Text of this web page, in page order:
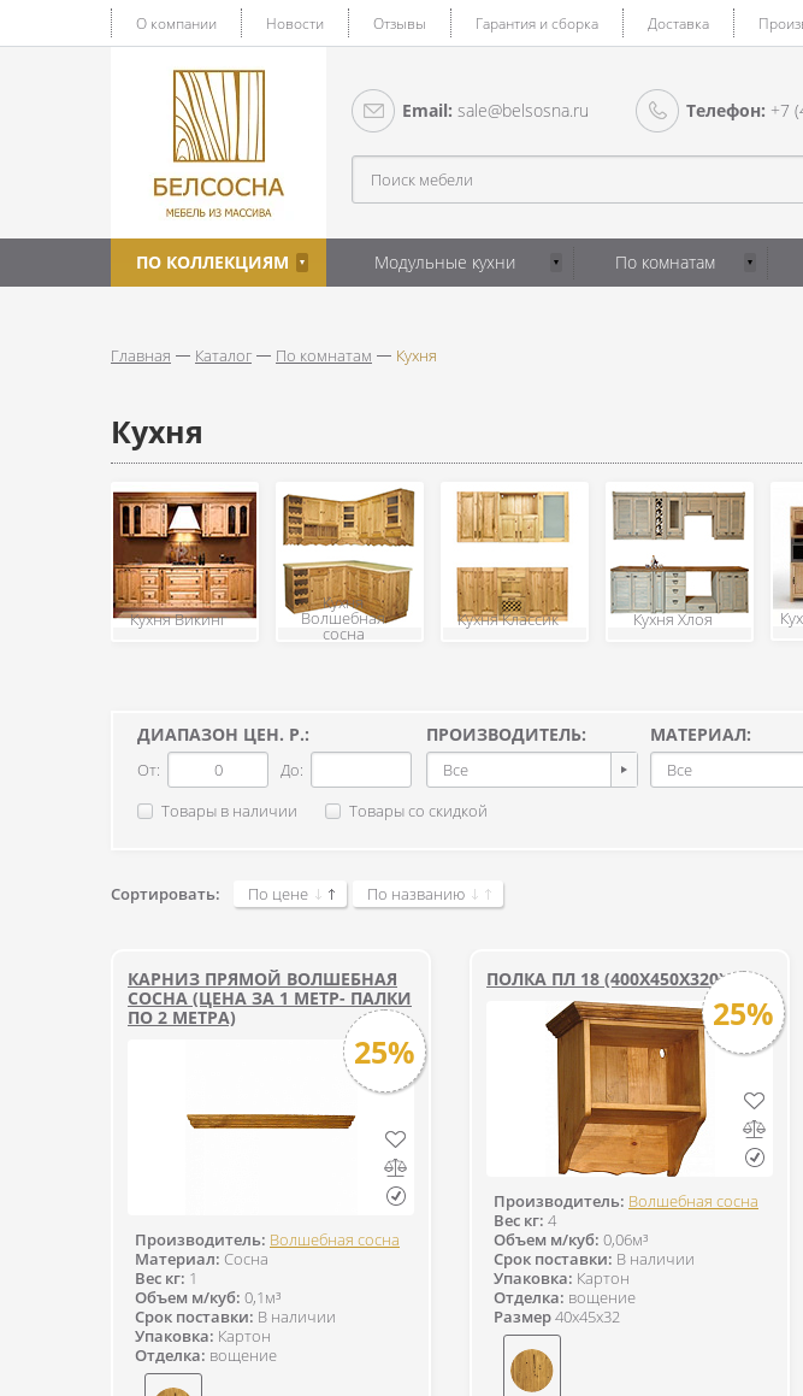
О компании Новости Отзывы Гарантия и сборка Доставка
Email: sale@belsosna.ru Телефон: +7
ПО КОЛЛЕКЦИЯМ Модульные кухни По комнатам
Главная Каталог По комнатам Кухня
Кухня
Кухня Викинг
Кухня
Волшебная
сосна
Кухня Классик Кухня Хлоя
ДИАПАЗОН ЦЕН. Р.:
От: До:
ПРОИЗВОДИТЕЛЬ:
Все
МАТЕРИАЛ:
Все
Товары в наличии
Товары со скидкой
Сортировать: По цене По названию
КАРНИЗ ПРЯМОЙ ВОЛШЕБНАЯ
СОСНА (ЦЕНА ЗА 1 МЕТР- ПАЛКИ
ПО 2 МЕТРА)
25%
Производитель: Волшебная сосна
Материал: Сосна
Вес кг: 1
Объем м/куб: 0,1м³
Срок поставки: В наличии
Упаковка: Картон
Отделка: вощение
ПОЛКА ПЛ 18 (400Х450Х320)
25%
Производитель: Волшебная сосна
Вес кг: 4
Объем м/куб: 0,06м³
Срок поставки: В наличии
Упаковка: Картон
Отделка: вощение
Размер40x45x32